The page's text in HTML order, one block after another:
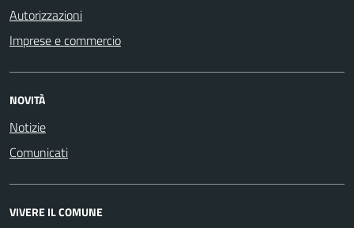
Autorizzazioni
Imprese e commercio
NOVITÀ
Notizie
Comunicati
VIVERE IL COMUNE